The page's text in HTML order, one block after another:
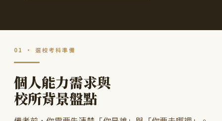
01 · 選校考科準備
個人能力需求與
校所背景盤點